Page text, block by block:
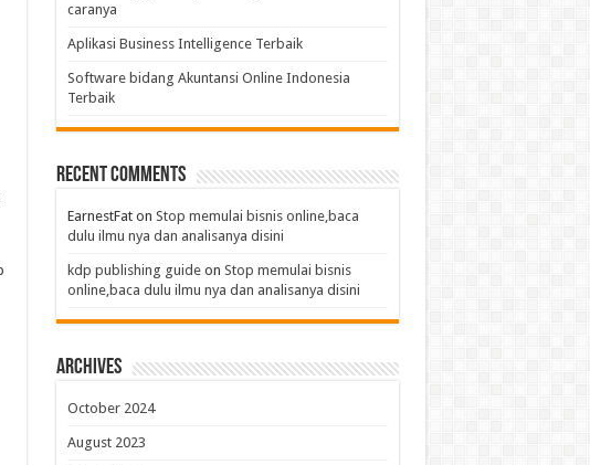
caranya
Aplikasi Business Intelligence Terbaik
Software bidang Akuntansi Online Indonesia
Terbaik
Recent Comments
EarnestFaton Stop memulai bisnis online,baca
dulu ilmu nya dan analisanya disini
kdp publishing guideon Stop memulai bisnis
online,baca dulu ilmu nya dan analisanya disini
Archives
October 2024
August 2023